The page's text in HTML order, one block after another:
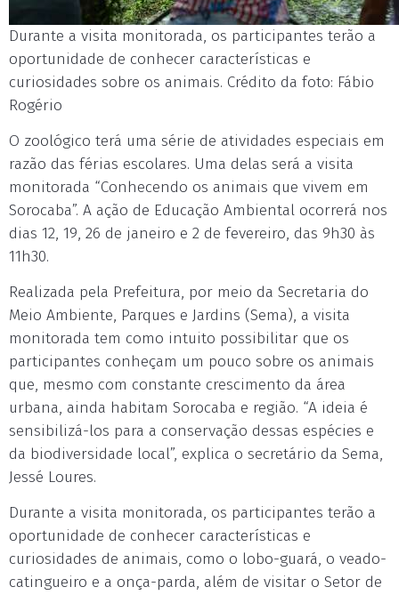
Durante a visita monitorada, os participantes terão a
oportunidade de conhecer características e
curiosidades sobre os animais. Crédito da foto: Fábio
Rogério
O zoológico terá uma série de atividades especiais em
razão das férias escolares. Uma delas será a visita
monitorada “Conhecendo os animais que vivem em
Sorocaba”. A ação de Educação Ambiental ocorrerá nos
dias 12, 19, 26 de janeiro e 2 de fevereiro, das 9h30 às
11h30.
Realizada pela Prefeitura, por meio da Secretaria do
Meio Ambiente, Parques e Jardins (Sema), a visita
monitorada tem como intuito possibilitar que os
participantes conheçam um pouco sobre os animais
que, mesmo com constante crescimento da área
urbana, ainda habitam Sorocaba e região. “A ideia é
sensibilizá-los para a conservação dessas espécies e
da biodiversidade local”, explica o secretário da Sema,
Jessé Loures.
Durante a visita monitorada, os participantes terão a
oportunidade de conhecer características e
curiosidades de animais, como o lobo-guará, o veado-
catingueiro e a onça-parda, além de visitar o Setor de